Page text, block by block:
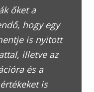
őket a
hogy egy
is nyitott
illetve az
és a
is